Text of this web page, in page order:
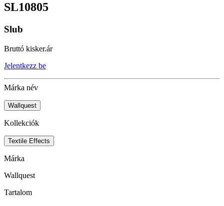
SL10805
Slub
Bruttó kisker.ár
Jelentkezz be
Márka név
Wallquest
Kollekciók
Textile Effects
Márka
Wallquest
Tartalom